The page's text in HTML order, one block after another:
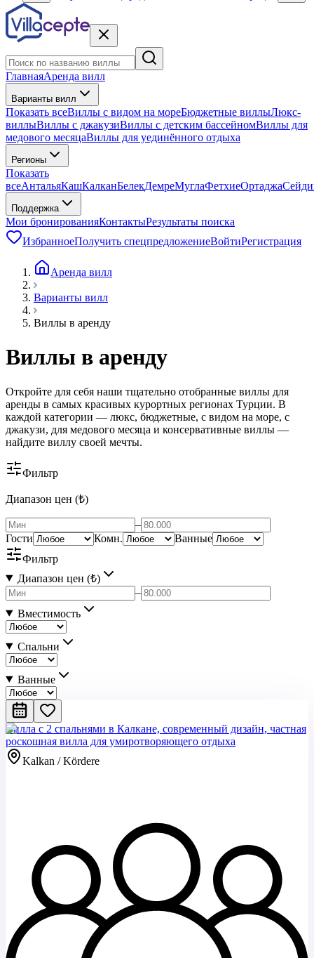
ГлавнаяАренда вилл
Варианты вилл
Показать всеВиллы с видом на мореБюджетные виллыЛюкс-
виллыВиллы с джакузиВиллы с детским бассейномВиллы для
медового месяцаВиллы для уединённого отдыха
Регионы
Показать
всеАнтальяКашКалканБелекДемреМуглаФетхиеОртаджа
Поддержка
Мои бронированияКонтактыРезультаты поиска
ИзбранноеПолучить спецпредложениеВойтиРегистрация
Аренда вилл
Варианты вилл
Виллы в аренду
Виллы в аренду
Откройте для себя наши тщательно отобранные виллы для
аренды в самых красивых курортных регионах Турции. В
каждой категории — люкс, бюджетные, с видом на море, с
джакузи, для медового месяца и консервативные виллы —
найдите виллу своей мечты.
Фильтр
Диапазон цен (₺)
–
Гости
Комн.
Ванные
Фильтр
Диапазон цен (₺)
–
Вместимость
Спальни
Ванные
Вилла с 2 спальнями в Калкане, современный дизайн, частная
роскошная вилла для умиротворяющего отдыха
Kalkan / Kördere